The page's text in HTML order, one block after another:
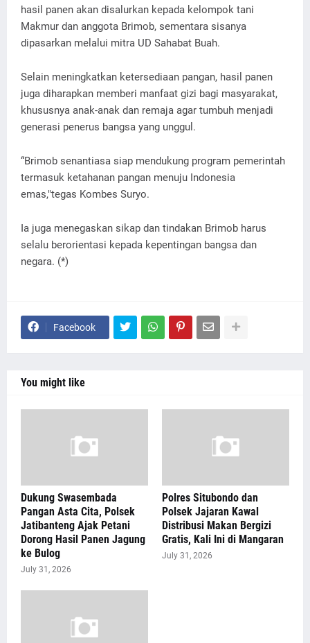
hasil panen akan disalurkan kepada kelompok tani
Makmur dan anggota Brimob, sementara sisanya
dipasarkan melalui mitra UD Sahabat Buah.
Selain meningkatkan ketersediaan pangan, hasil panen
juga diharapkan memberi manfaat gizi bagi masyarakat,
khususnya anak-anak dan remaja agar tumbuh menjadi
generasi penerus bangsa yang unggul.
“Brimob senantiasa siap mendukung program pemerintah
termasuk ketahanan pangan menuju Indonesia
emas,"tegas Kombes Suryo.
Ia juga menegaskan sikap dan tindakan Brimob harus
selalu berorientasi kepada kepentingan bangsa dan
negara. (*)
Facebook
You might like
Dukung Swasembada
Pangan Asta Cita, Polsek
Jatibanteng Ajak Petani
Dorong Hasil Panen Jagung
ke Bulog
July 31, 2026
Polres Situbondo dan
Polsek Jajaran Kawal
Distribusi Makan Bergizi
Gratis, Kali Ini di Mangaran
July 31, 2026